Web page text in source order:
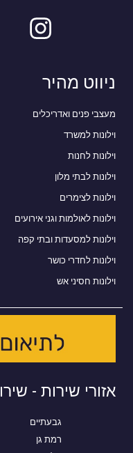
ניווט מהיר
מעצבי פנים ואדריכלים
וילונות למשרד
וילונות לחנות
וילונות לבתי מלון
וילונות לצימרים
וילונות לאולמות וגני אירועים
וילונות למסעדות ובתי קפה
וילונות לחדרי כושר
וילונות חסיני אש
אזורי שירות -
גבעתיים
רמת גן